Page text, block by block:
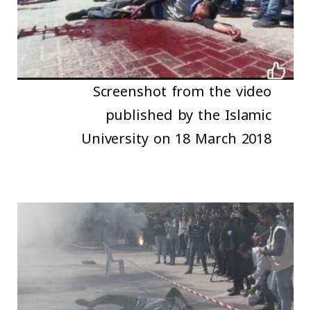
Screenshot from the video
published by the Islamic
University on 18 March 2018